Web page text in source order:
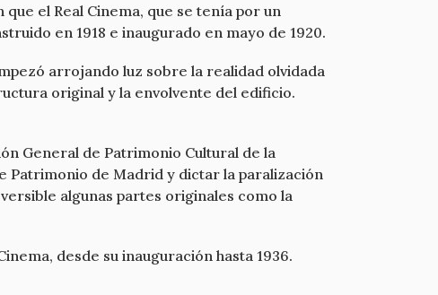
el Real Cinema, que se tenía por un
en 1918 e inaugurado en mayo de 1920.
arrojando luz sobre la realidad olvidada
original y la envolvente del edificio.
General de Patrimonio Cultural de la
Patrimonio de Madrid y dictar la paralización
algunas partes originales como la
desde su inauguración hasta 1936.